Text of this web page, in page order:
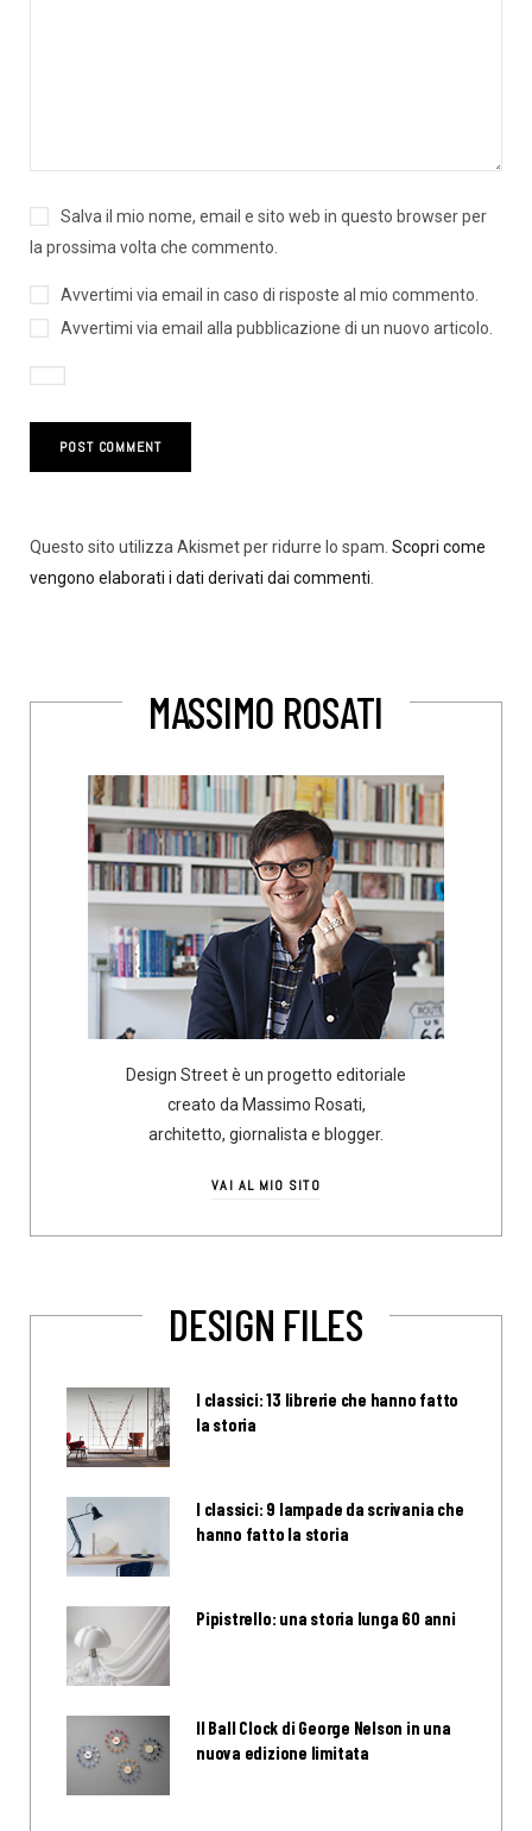
Salva il mio nome, email e sito web in questo browser per
la prossima volta che commento.
Avvertimi via email in caso di risposte al mio commento.
Avvertimi via email alla pubblicazione di un nuovo articolo.
Questo sito utilizza Akismet per ridurre lo spam. Scopri come
vengono elaborati i dati derivati dai commenti
MASSIMO ROSATI
Design Street è un progetto editoriale
creato da Massimo Rosati,
architetto, giornalista e blogger.
VAI AL MIO SITO
DESIGN FILES
I classici: 13 librerie che hanno fatto
la storia
I classici: 9 lampade da scrivania che
hanno fatto la storia
Pipistrello: una storia lunga 60 anni
Il Ball Clock di George Nelson in una
nuova edizione limitata